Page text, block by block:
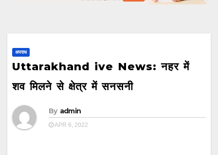
अपराध
Uttarakhand ive News: नहर में
शव मिलने से क्षेत्र में सनसनी
By admin
APR 6, 2022